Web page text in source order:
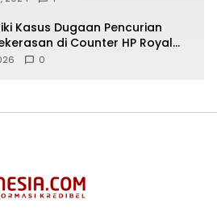
Kasus Dugaan Pencurian
di Counter HP Royal
0